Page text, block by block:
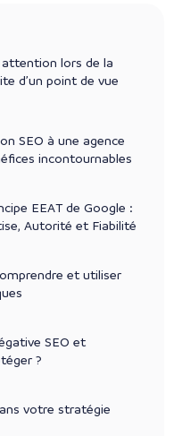
lors de la
d’un point de vue
SEO à une agence
incontournables
EEAT de Google :
Autorité et Fiabilité
et utiliser
SEO et
?
votre stratégie